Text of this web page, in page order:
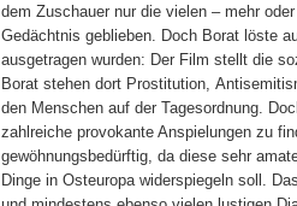
dem Zuschauer nur die vielen – mehr
Gedächtnis geblieben. Doch Borat löste
ausgetragen wurden: Der Film stellt die
Borat stehen dort Prostitution,
den Menschen auf der Tagesordnung.
zahlreiche provokante Anspielungen zu
gewöhnungsbedürftig, da diese sehr
Dinge in Osteuropa widerspiegeln soll.